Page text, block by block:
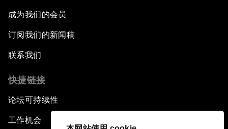
成为我们的会员
订阅我们的新闻稿
联系我们
快捷链接
论坛可持续性
工作机会